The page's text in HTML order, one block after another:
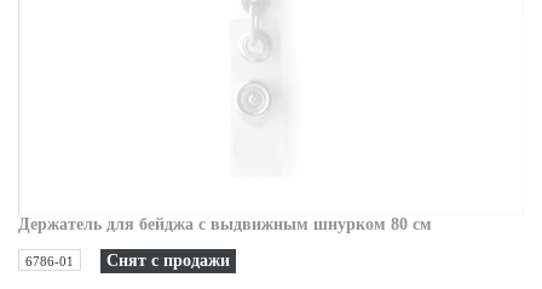
Держатель для бейджа с выдвижным шнурком 80 см
6786-01 Снят с продажи